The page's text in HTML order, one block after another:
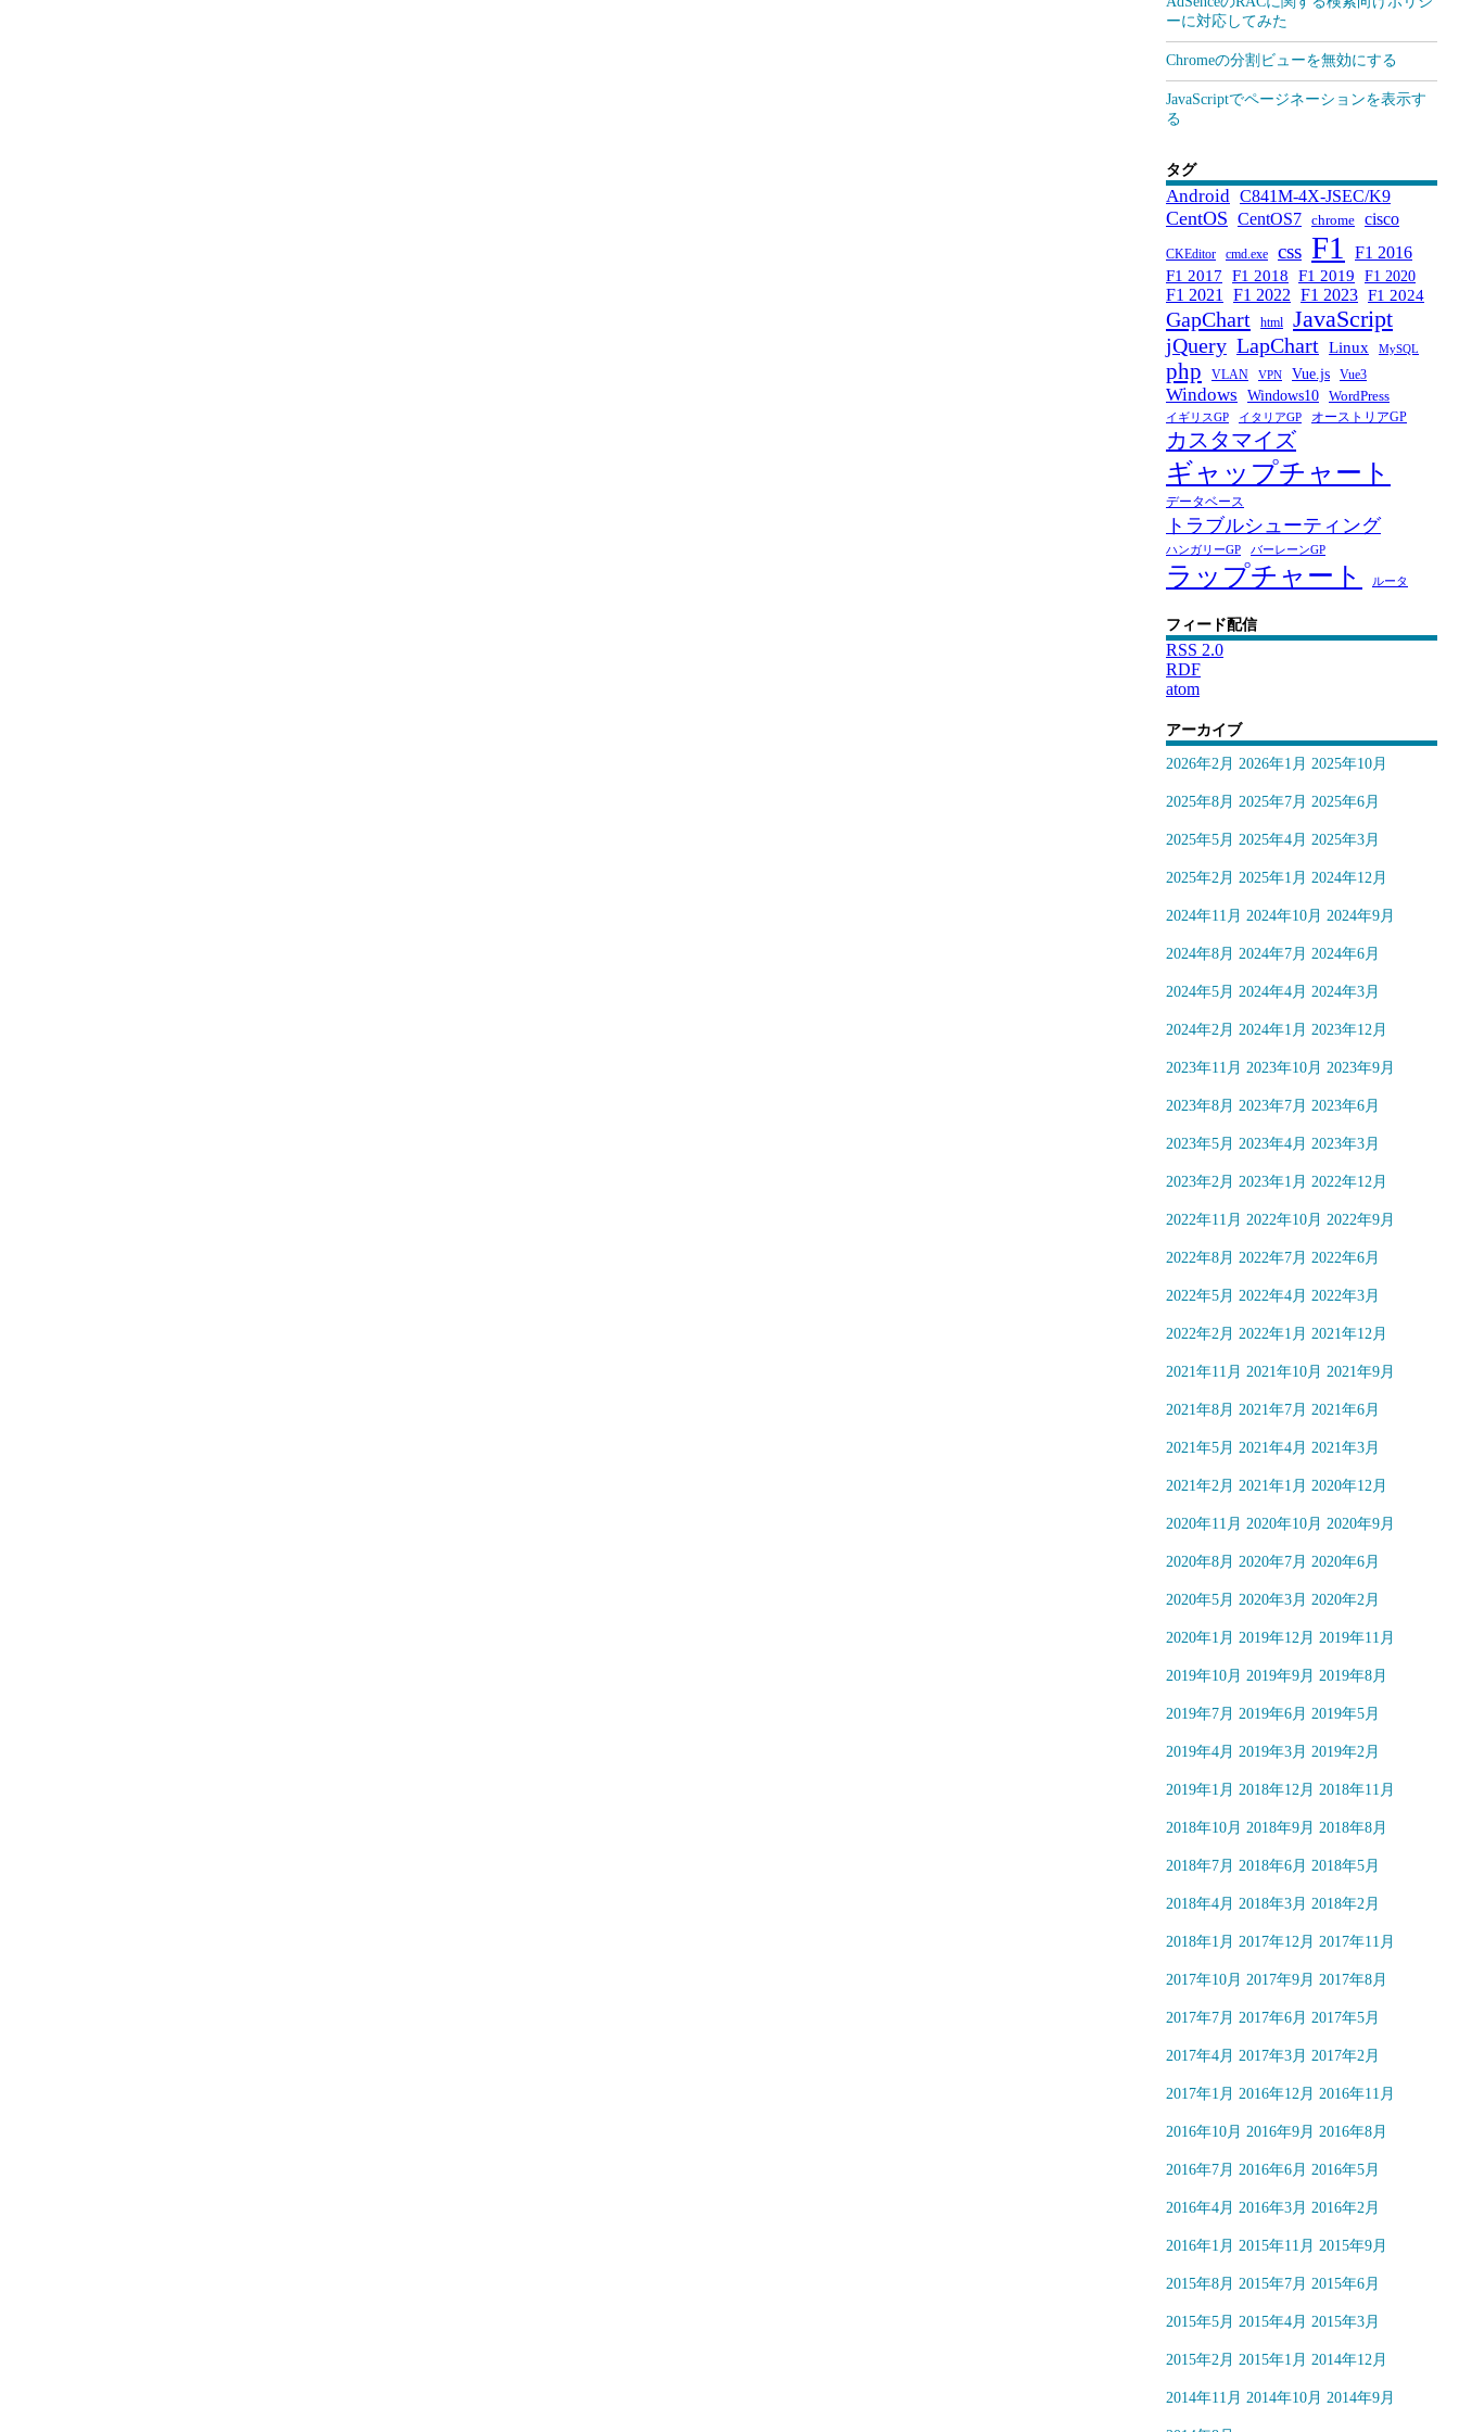
ーに対応してみた
Chromeの分割ビューを無効にする
JavaScriptでページネーションを表示す
る
タグ
Android C841M-4X-JSEC/K9
CentOS CentOS7 chrome cisco
CKEditor cmd.exe css F1
F1 2016
F1 2017 F1 2018 F1 2019 F1 2020
F1 2021 F1 2022 F1 2023 F1 2024
GapChart html JavaScript
jQuery LapChart Linux MySQL
php VLAN VPN Vue.js Vue3
Windows Windows10 WordPress
イギリスGP イタリアGP オーストリアGP
カスタマイズ
ギャップチャート
データベース
トラブルシューティング
ハンガリーGP バーレーンGP
ラップチャート ルータ
フィード配信
RSS 2.0
RDF
atom
アーカイブ
2026年2月 2026年1月 2025年10月
2025年8月 2025年7月 2025年6月
2025年5月 2025年4月 2025年3月
2025年2月 2025年1月 2024年12月
2024年11月 2024年10月 2024年9月
2024年8月 2024年7月 2024年6月
2024年5月 2024年4月 2024年3月
2024年2月 2024年1月 2023年12月
2023年11月 2023年10月 2023年9月
2023年8月 2023年7月 2023年6月
2023年5月 2023年4月 2023年3月
2023年2月 2023年1月 2022年12月
2022年11月 2022年10月 2022年9月
2022年8月 2022年7月 2022年6月
2022年5月 2022年4月 2022年3月
2022年2月 2022年1月 2021年12月
2021年11月 2021年10月 2021年9月
2021年8月 2021年7月 2021年6月
2021年5月 2021年4月 2021年3月
2021年2月 2021年1月 2020年12月
2020年11月 2020年10月 2020年9月
2020年8月 2020年7月 2020年6月
2020年5月 2020年3月 2020年2月
2020年1月 2019年12月 2019年11月
2019年10月 2019年9月 2019年8月
2019年7月 2019年6月 2019年5月
2019年4月 2019年3月 2019年2月
2019年1月 2018年12月 2018年11月
2018年10月 2018年9月 2018年8月
2018年7月 2018年6月 2018年5月
2018年4月 2018年3月 2018年2月
2018年1月 2017年12月 2017年11月
2017年10月 2017年9月 2017年8月
2017年7月 2017年6月 2017年5月
2017年4月 2017年3月 2017年2月
2017年1月 2016年12月 2016年11月
2016年10月 2016年9月 2016年8月
2016年7月 2016年6月 2016年5月
2016年4月 2016年3月 2016年2月
2016年1月 2015年11月 2015年9月
2015年8月 2015年7月 2015年6月
2015年5月 2015年4月 2015年3月
2015年2月 2015年1月 2014年12月
2014年11月 2014年10月 2014年9月